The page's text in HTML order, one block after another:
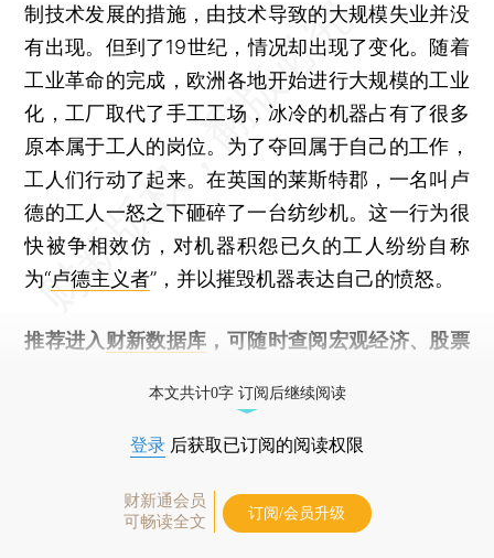
制技术发展的措施，由技术导致的大规模失业并没
有出现。但到了19世纪，情况却出现了变化。随着
工业革命的完成，欧洲各地开始进行大规模的工业
化，工厂取代了手工工场，冰冷的机器占有了很多
原本属于工人的岗位。为了夺回属于自己的工作，
工人们行动了起来。在英国的莱斯特郡，一名叫卢
德的工人一怒之下砸碎了一台纺纱机。这一行为很
快被争相效仿，对机器积怨已久的工人纷纷自称
为“卢德主义者”，并以摧毁机器表达自己的愤怒。
推荐进入 财新数据库 ，可随时查阅宏观经济、股票
本文共计0字 订阅后继续阅读
登录 后获取已订阅的阅读权限
财新通会员
可畅读全文
订阅/会员升级